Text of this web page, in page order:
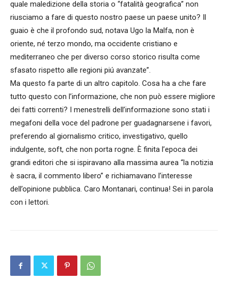
quale maledizione della storia o “fatalità geografica” non
riusciamo a fare di questo nostro paese un paese unito? Il
guaio è che il profondo sud, notava Ugo la Malfa, non è
oriente, né terzo mondo, ma occidente cristiano e
mediterraneo che per diverso corso storico risulta come
sfasato rispetto alle regioni piú avanzate”.
Ma questo fa parte di un altro capitolo. Cosa ha a che fare
tutto questo con l’informazione, che non può essere migliore
dei fatti correnti? I menestrelli dell’informazione sono stati i
megafoni della voce del padrone per guadagnarsene i favori,
preferendo al giornalismo critico, investigativo, quello
indulgente, soft, che non porta rogne. È finita l’epoca dei
grandi editori che si ispiravano alla massima aurea “la notizia
è sacra, il commento libero” e richiamavano l’interesse
dell’opinione pubblica. Caro Montanari, continua! Sei in parola
con i lettori.